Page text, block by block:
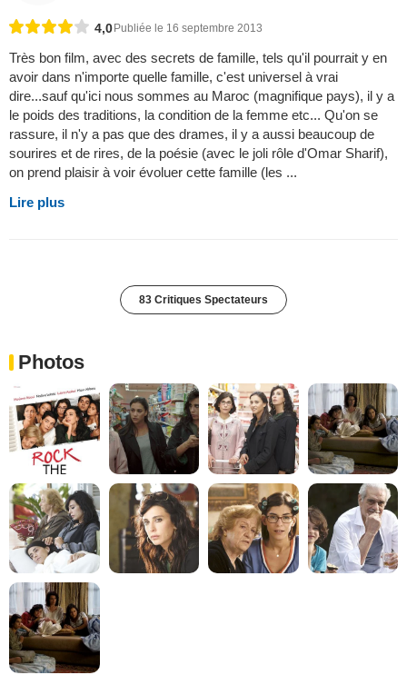
4,0 Publiée le 16 septembre 2013
Très bon film, avec des secrets de famille, tels qu'il pourrait y en
avoir dans n'importe quelle famille, c'est universel à vrai
dire...sauf qu'ici nous sommes au Maroc (magnifique pays), il y a
le poids des traditions, la condition de la femme etc... Qu'on se
rassure, il n'y a pas que des drames, il y a aussi beaucoup de
sourires et de rires, de la poésie (avec le joli rôle d'Omar Sharif),
on prend plaisir à voir évoluer cette famille (les ...
Lire plus
83 Critiques Spectateurs
Photos